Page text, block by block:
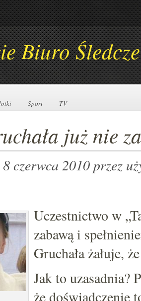
Biuro Śledcze
Sport
Sport TV
TV
już nie
czerwca 2010przez
Uczestnictwo w
zabawą i
Gruchała żałuje,
Jak to uzasadnia?
że doświadczenie